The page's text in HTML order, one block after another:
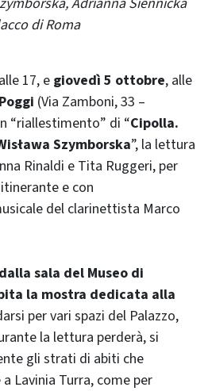
di Roma
17, egiovedì 5 ottobre, alle
(Via Zamboni, 33 –
“riallestimento” di “Cipolla.
Szymborska”, la lettura
Rinaldi e Tita Ruggeri, per
e con
del clarinettista Marco
sala del Museo di
la mostra dedicata alla
per vari spazi del Palazzo,
la lettura perderà, si
gli strati di abiti che
Lavinia Turra, come per